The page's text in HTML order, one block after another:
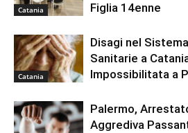
Catania
Figlia 14enne
Catania
Disagi nel
Sanitarie a
Impossibilitata a
Palermo,
Aggrediva